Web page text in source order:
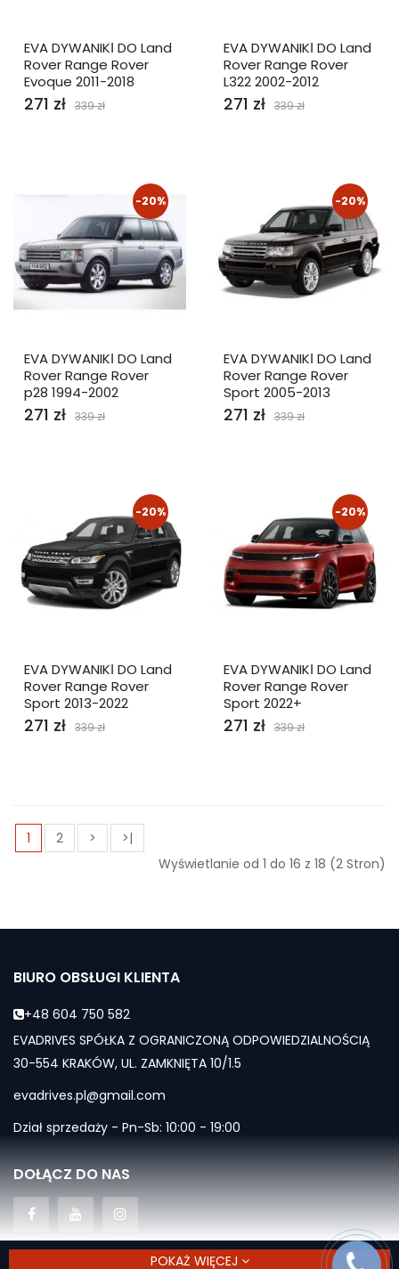
EVA DYWANIKІ DO Land
Rover Range Rover
Evoque 2011-2018
271 zł 339 zł
EVA DYWANIKІ DO Land
Rover Range Rover
L322 2002-2012
271 zł 339 zł
-20%
EVA DYWANIKІ DO Land
Rover Range Rover
p28 1994-2002
271 zł 339 zł
-20%
EVA DYWANIKІ DO Land
Rover Range Rover
Sport 2005-2013
271 zł 339 zł
-20%
EVA DYWANIKІ DO Land
Rover Range Rover
Sport 2013-2022
271 zł 339 zł
-20%
EVA DYWANIKІ DO Land
Rover Range Rover
Sport 2022+
271 zł 339 zł
1 2 >
>|
Wyświetlanie od 1 do 16 z 18 (2 Stron)
BIURO OBSŁUGI KLIENTA
+48 604 750 582
EVADRIVES SPÓŁKA Z OGRANICZONĄ ODPOWIEDZIALNOŚCIĄ
30-554 KRAKÓW, UL. ZAMKNIĘTA 10/1.5
evadrives.pl@gmail.com
Dział sprzedaży - Pn-Sb: 10:00 - 19:00
DOŁĄCZ DO NAS
POKAŻ WIĘCEJ